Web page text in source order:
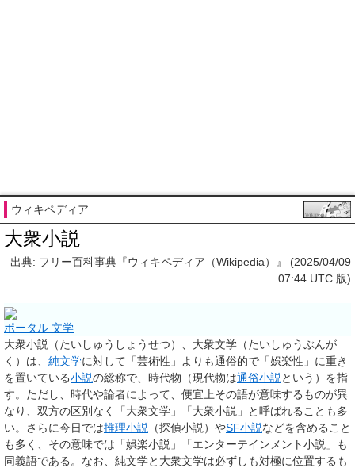
ウィキペディア
大衆小説
出典: フリー百科事典『ウィキペディア（Wikipedia）』 (2025/04/09
07:44 UTC 版)
ポータル 文学
大衆小説
（たいしゅうしょうせつ）、 大衆文学 （たいしゅうぶんが
く）は、 純文学に対して「芸術性」よりも通俗的で「娯楽性」に重き
を置いている小説の総称で、時代物（現代物は通俗小説 という）を指
す。ただし、時代や論者によって、便宜上その語が意味するものが異
なり、双方の区別なく「大衆文学」「大衆小説」と呼ばれることも多
い。さらに今日では推理小説 （探偵小説）やSF小説などを含めること
も多く、その意味では「娯楽小説」「エンターテインメント小説」も
同義語である。なお、純文学と大衆文学は必ずしも対極に位置するも